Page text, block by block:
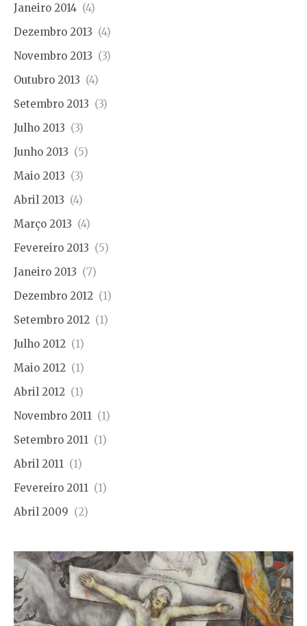
Janeiro 2014 (4)
Dezembro 2013 (4)
Novembro 2013 (3)
Outubro 2013 (4)
Setembro 2013 (3)
Julho 2013 (3)
Junho 2013 (5)
Maio 2013 (3)
Abril 2013 (4)
Março 2013 (4)
Fevereiro 2013 (5)
Janeiro 2013 (7)
Dezembro 2012 (1)
Setembro 2012 (1)
Julho 2012 (1)
Maio 2012 (1)
Abril 2012 (1)
Novembro 2011 (1)
Setembro 2011 (1)
Abril 2011 (1)
Fevereiro 2011 (1)
Abril 2009 (2)